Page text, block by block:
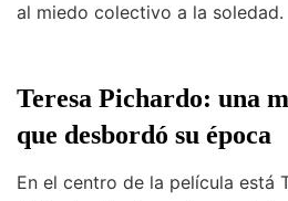
al miedo colectivo a la soledad.
Teresa Pichardo: una
que desbordó su época
En el centro de la película está